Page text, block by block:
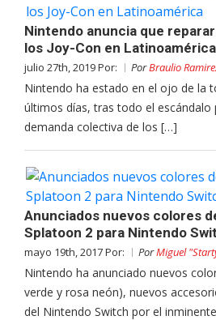
Nintendo anuncia que
los Joy-Con en Latinoamérica
julio 27th, 2019 Por: PorBraulio
Nintendo ha estado en el ojo de la
últimos días, tras todo el escándalo
demanda colectiva de los […]
Anunciados nuevos colores
Splatoon 2 para Nintendo
mayo 19th, 2017 Por: PorMiguel
Nintendo ha anunciado nuevos
verde y rosa neón), nuevos
del Nintendo Switch por el